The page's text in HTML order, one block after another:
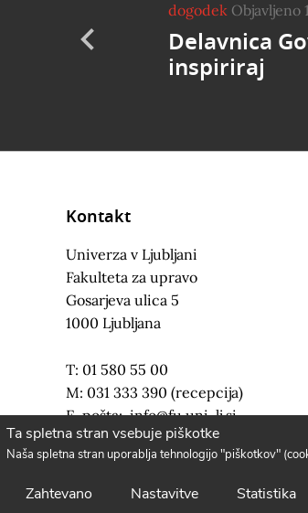
Ta spletna stran vsebuje piškotke
Naša spletna stran uporablja tehnologijo "piškotkov"
Zahtevano Nastavitve Statistika
dogodek Objavljeno
Delavnica
inspiriraj
Kontakt
Univerza v Ljubljani
Fakulteta za upravo
Gosarjeva ulica 5
1000 Ljubljana
T: 01 580 55 00
M: 031 333 390 (recepcija)
E-pošta:info@fu.uni-lj.si